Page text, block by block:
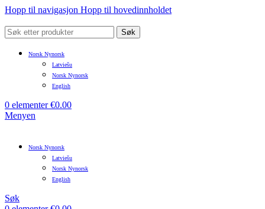
Hopp til navigasjon Hopp til hovedinnholdet
Søk
Norsk Nynorsk
Latviešu
Norsk Nynorsk
English
0 elementer €0.00
Menyen
Norsk Nynorsk
Latviešu
Norsk Nynorsk
English
Søk